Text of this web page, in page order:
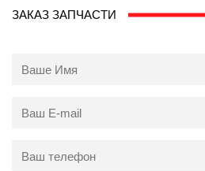
ЗАКАЗ ЗАПЧАСТИ